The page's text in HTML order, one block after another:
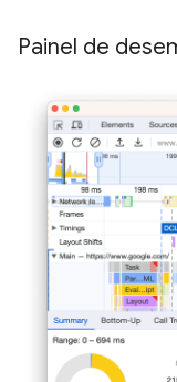
Painel de